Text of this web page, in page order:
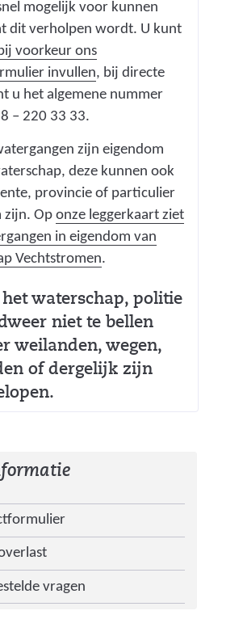
mogelijk voor kunnen
dit verholpen wordt. U kunt
voorkeur ons
invullen, bij directe
u het algemene nummer
– 220 33 33.
zijn eigendom
deze kunnen ook
provincie of particulier
zijn. Op onze leggerkaart ziet
in eigendom van
Vechtstromen(
e
r
w
i
e
a
.
waterschap, politie
niet te bellen
weilanden, wegen,
of dergelijk zijn
vragen